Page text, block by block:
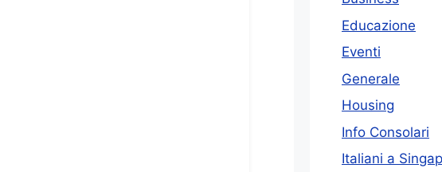
Educazione
Eventi
Generale
Housing
Info Consolari
Italiani a